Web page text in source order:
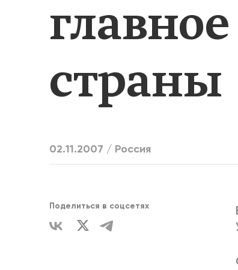
страны
02.11.2007 / Россия
Поделиться в соцсетях